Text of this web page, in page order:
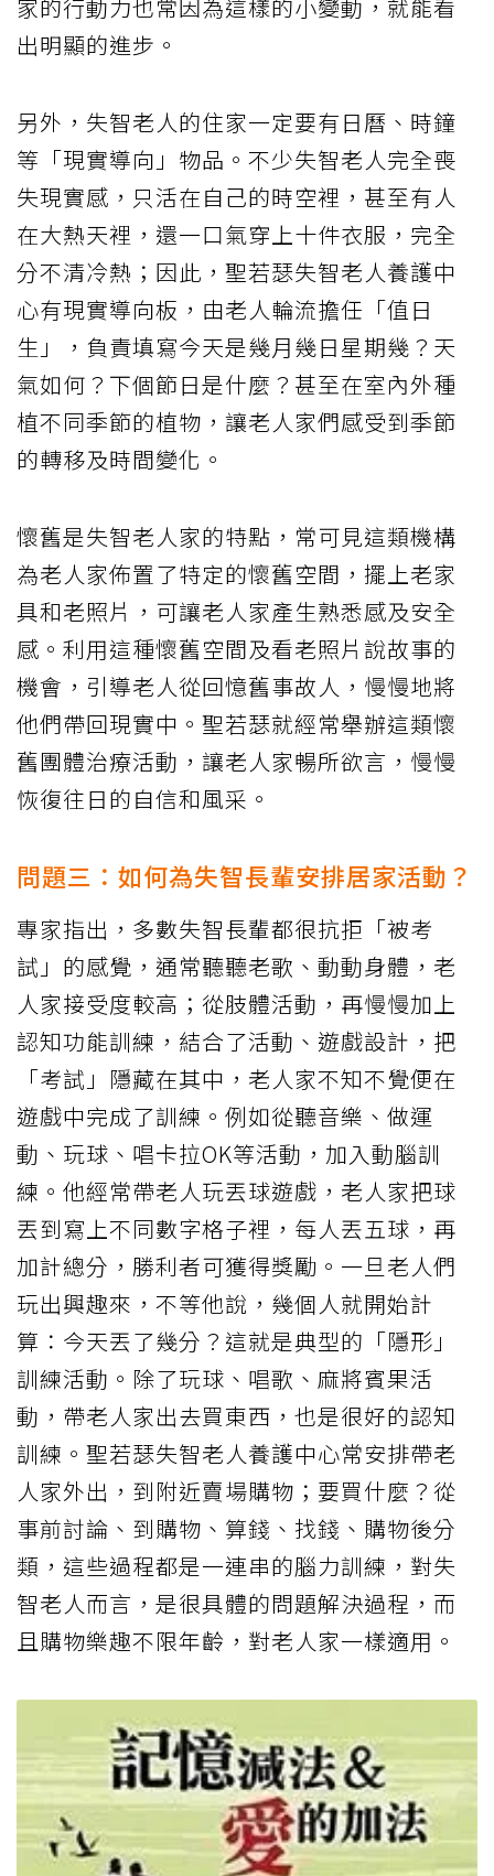
家的行動力也常因為這樣的小變動，就能看
出明顯的進步。
另外，失智老人的住家一定要有日曆、時鐘
等「現實導向」物品。不少失智老人完全喪
失現實感，只活在自己的時空裡，甚至有人
在大熱天裡，還一口氣穿上十件衣服，完全
分不清冷熱；因此，聖若瑟失智老人養護中
心有現實導向板，由老人輪流擔任「值日
生」，負責填寫今天是幾月幾日星期幾？天
氣如何？下個節日是什麼？甚至在室內外種
植不同季節的植物，讓老人家們感受到季節
的轉移及時間變化。
懷舊是失智老人家的特點，常可見這類機構
為老人家佈置了特定的懷舊空間，擺上老家
具和老照片，可讓老人家產生熟悉感及安全
感。利用這種懷舊空間及看老照片說故事的
機會，引導老人從回憶舊事故人，慢慢地將
他們帶回現實中。聖若瑟就經常舉辦這類懷
舊團體治療活動，讓老人家暢所欲言，慢慢
恢復往日的自信和風采。
問題三：如何為失智長輩安排居家活動？
專家指出，多數失智長輩都很抗拒「被考
試」的感覺，通常聽聽老歌、動動身體，老
人家接受度較高；從肢體活動，再慢慢加上
認知功能訓練，結合了活動、遊戲設計，把
「考試」隱藏在其中，老人家不知不覺便在
遊戲中完成了訓練。例如從聽音樂、做運
動、玩球、唱卡拉OK等活動，加入動腦訓
練。他經常帶老人玩丟球遊戲，老人家把球
丟到寫上不同數字格子裡，每人丟五球，再
加計總分，勝利者可獲得獎勵。一旦老人們
玩出興趣來，不等他說，幾個人就開始計
算：今天丟了幾分？這就是典型的「隱形」
訓練活動。除了玩球、唱歌、麻將賓果活
動，帶老人家出去買東西，也是很好的認知
訓練。聖若瑟失智老人養護中心常安排帶老
人家外出，到附近賣場購物；要買什麼？從
事前討論、到購物、算錢、找錢、購物後分
類，這些過程都是一連串的腦力訓練，對失
智老人而言，是很具體的問題解決過程，而
且購物樂趣不限年齡，對老人家一樣適用。